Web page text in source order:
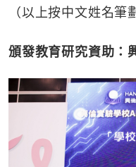
（以上按中文姓名筆
頒發教育研究資助：